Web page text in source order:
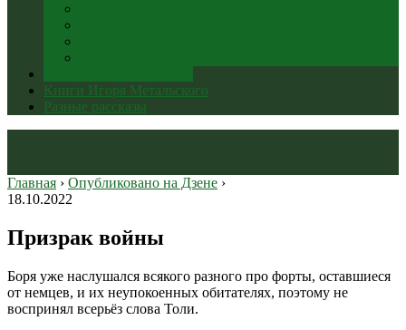
Книги Игоря Метальского
Разные рассказы
Главная › Опубликовано на Дзене ›
18.10.2022
Призрак войны
Боря уже наслушался всякого разного про форты, оставшиеся
от немцев, и их неупокоенных обитателях, поэтому не
воспринял всерьёз слова Толи.